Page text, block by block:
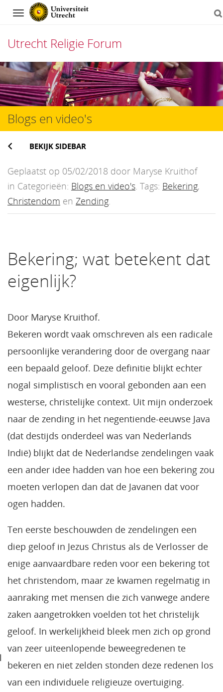
Navigation
Utrecht Religie Forum
Direct
naar
het
inhoud
Blogs en video's
BEKIJK SIDEBAR
Geplaatst op 05/02/2018 door Maryse Kruithof
in Categorieën: Blogs en video's. Tags: Bekering,
Christendom en Zending.
Bekering; wat betekent dat
eigenlijk?
Door Maryse Kruithof.
Bekeren wordt vaak omschreven als een radicale
persoonlijke verandering door de overgang naar
een bepaald geloof. Deze definitie blijkt echter
nogal simplistisch en vooral gebonden aan een
westerse, christelijke context. Uit mijn onderzoek
naar de zending in het negentiende-eeuwse Java
(dat destijds onderdeel was van Nederlands
Indië) blijkt dat de Nederlandse zendelingen vaak
een ander idee hadden van hoe een bekering zou
moeten verlopen dan dat de Javanen dat voor
ogen hadden.
Ten eerste beschouwden de zendelingen een
diep geloof in Jezus Christus als de Verlosser de
enige aanvaardbare reden voor een bekering tot
het christendom, maar ze kwamen regelmatig in
aanraking met mensen die zich vanwege andere
zaken aangetrokken voelden tot het christelijk
geloof. In werkelijkheid bleek men zich op grond
van zeer uiteenlopende beweegredenen te
bekeren en niet zelden stonden deze redenen los
van een individuele religieuze overtuiging.